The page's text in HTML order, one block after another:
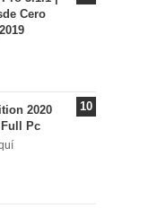
Cero
2020
Full Pc